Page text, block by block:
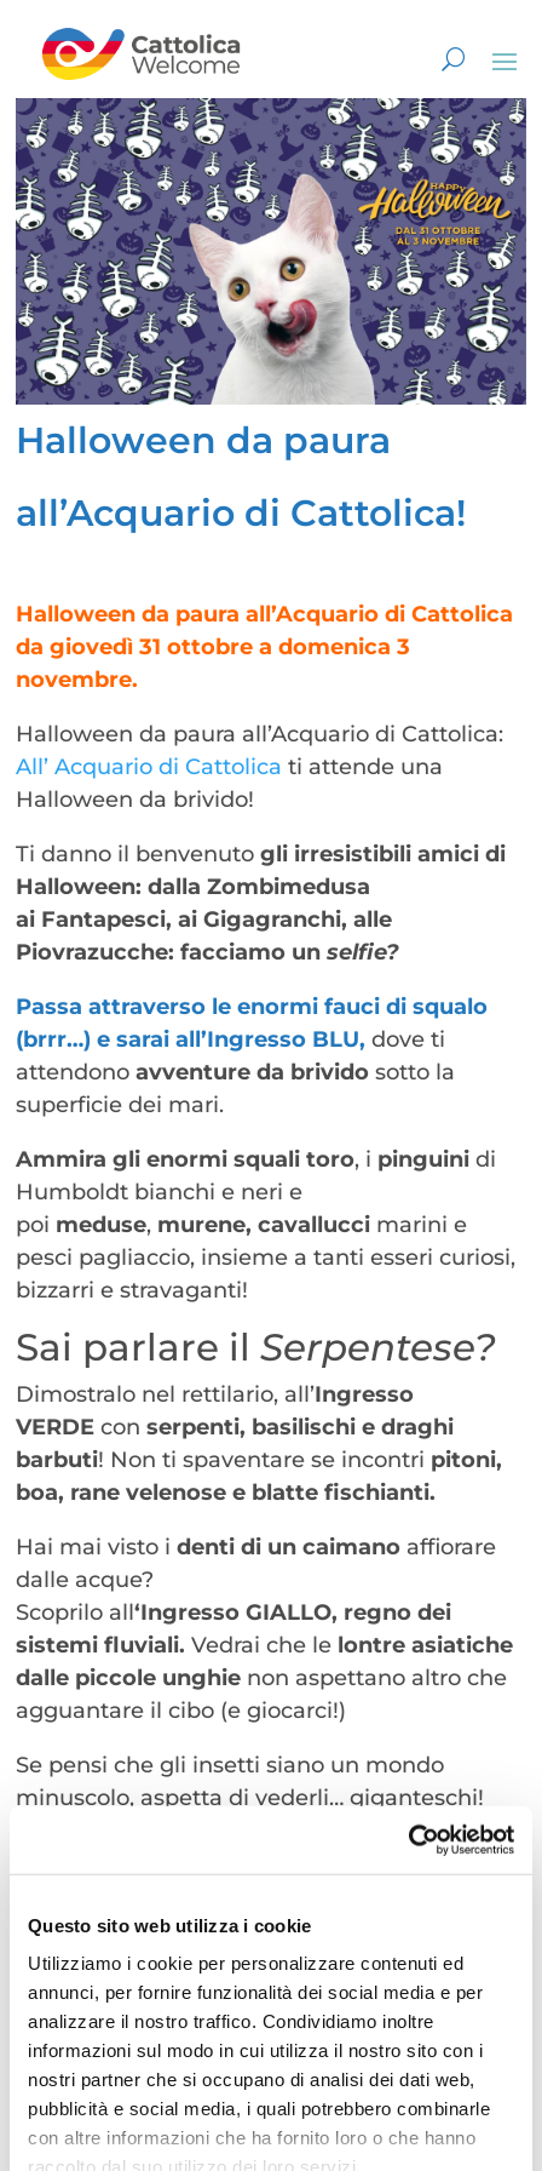
Questo sito web utilizza i cookie
Utilizziamo i cookie per personalizzare contenuti ed
annunci, per fornire funzionalità dei social media e per
analizzare il nostro traffico. Condividiamo inoltre
informazioni sul modo in cui utilizza il nostro sito con i
nostri partner che si occupano di analisi dei dati web,
pubblicità e social media, i quali potrebbero combinarle
con altre informazioni che ha fornito loro o che hanno
raccolto dal suo utilizzo dei loro servizi.
Halloween da paura
all’Acquario di Cattolica!
Halloween da paura all’Acquario di Cattolica
da giovedì 31 ottobre a domenica 3
novembre.
Halloween da paura all’Acquario di Cattolica:
All’ Acquario di Cattolica ti attende una
Halloween da brivido!
Ti danno il benvenutogli irresistibili amici di
Halloween: dalla Zombimedusa
ai Fantapesci, ai Gigagranchi, alle
Piovrazucche: facciamo un selfie?
Passa attraverso le enormi fauci di squalo
(brrr…) e sarai all’Ingresso BLU,dove ti
attendonoavventure da brivido sotto la
superficie dei mari.
Ammira gli enormi squali toro, i pinguinidi
Humboldt bianchi e neri e
poi meduse, murene, cavallucci marini e
pesci pagliaccio, insieme a tanti esseri curiosi,
bizzarri e stravaganti!
Sai parlare ilSerpentese?
Dimostralo nel rettilario, all’Ingresso
VERDE conserpenti, basilischi e draghi
barbuti! Non ti spaventare se incontri pitoni,
boa, rane velenose e blatte fischianti.
Hai mai visto identi di un caimano affiorare
dalle acque?
Scoprilo all‘Ingresso GIALLO, regno dei
sistemi fluviali.Vedrai che le lontre asiatiche
dalle piccole unghie non aspettano altro che
agguantare il cibo (e giocarci!)
Se pensi che gli insetti siano un mondo
minuscolo, aspetta di vederli… giganteschi!
Insetti Giganti XXL Edition”all’
70 riproduzionidi
formica di cinque metri. Che tremarella!
CIBATURA DA PAURA!
Non perderti gli appuntamenti con ilcibature
di pinguini, lontre, trigoni e squali toro.Per
saperne di più clicca qui: Assisti ai pasti dei
protagonisti